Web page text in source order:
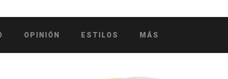
OPINIÓN ESTILOS MÁS